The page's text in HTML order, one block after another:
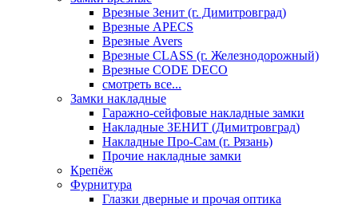
Врезные Зенит (г. Димитровград)
Врезные APECS
Врезные Avers
Врезные CLASS (г. Железнодорожный)
Врезные CODE DECO
смотреть все...
Замки накладные
Гаражно-сейфовые накладные замки
Накладные ЗЕНИТ (Димитровград)
Накладные Про-Сам (г. Рязань)
Прочие накладные замки
Крепёж
Фурнитура
Глазки дверные и прочая оптика